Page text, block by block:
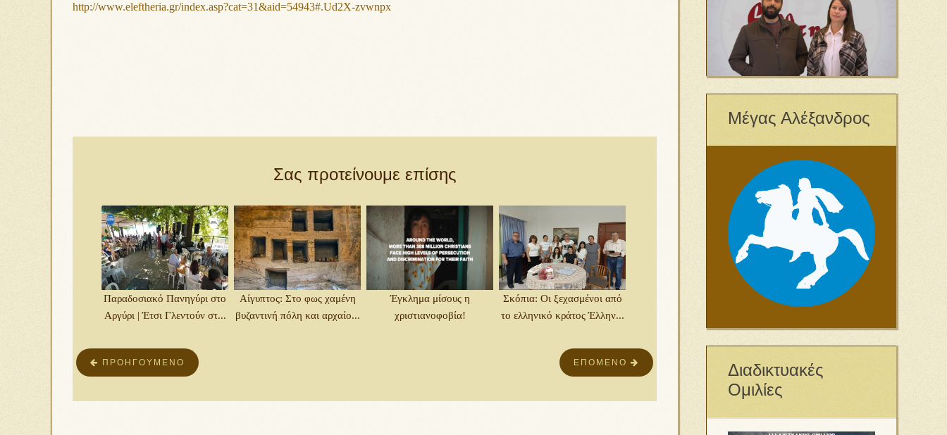
http://www.eleftheria.gr/index.asp?cat=31&aid=54943#.Ud2X-zvwnpx
Σας προτείνουμε επίσης
Παραδοσιακό Πανηγύρι στο
Αργύρι | Έτσι Γλεντούν στ...
Αίγυπτος: Στο φως χαμένη
βυζαντινή πόλη και αρχαίο...
Έγκλημα μίσους η
χριστιανοφοβία!
Σκόπια: Οι ξεχασμένοι από
το ελληνικό κράτος Έλλην...
ΕΠΌΜΕΝΟ
ΠΡΟΗΓΟΎΜΕΝΟ
Μέγας Αλέξανδρος
Διαδικτυακές
Ομιλίες